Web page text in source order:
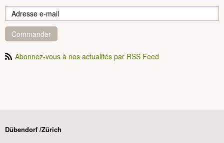
Commander
Abonnez-vous à nos actualités par RSS Feed
Dübendorf /Zürich